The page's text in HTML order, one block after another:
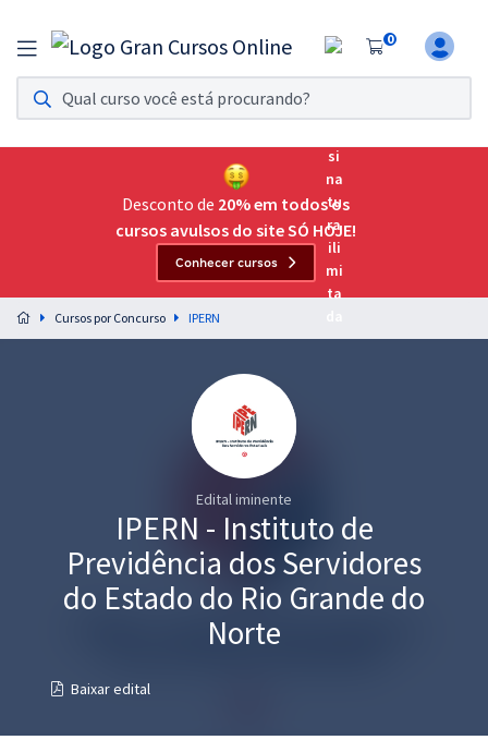
0
Assinatura Ilimitada 11
Acesso a todos os cursos. Teste grátis por 7 dias!
Assinatura OAB Até Passar
Acesso ilimitado a toda preparação para o Exame da
Preparação completa e intensiva para as principais
residências em saúde do Brasil
Graduação
Desconto de 20% em todos os
cursos avulsos do site SÓ HOJE!
Conhecer cursos
Cursos por Concurso IPERN
Edital iminente
IPERN - Instituto de
Previdência dos Servidores
do Estado do Rio Grande do
Norte
Baixar edital